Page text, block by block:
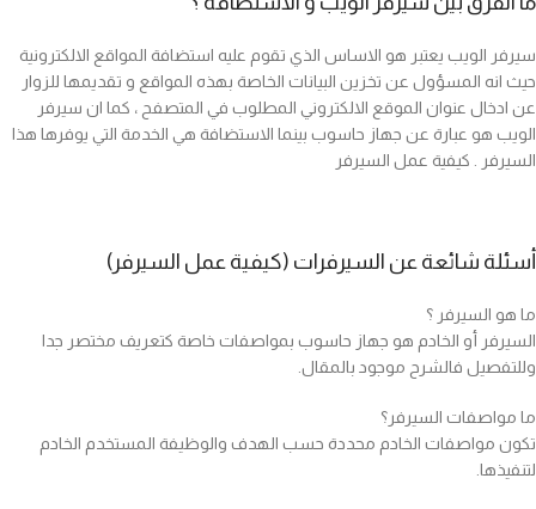
سيرفر الويب يعتبر هو الاساس الذي تقوم عليه استضافة المواقع الالكترونية
حيث انه المسؤول عن تخزين البيانات الخاصة بهذه المواقع و تقديمها للزوار
عن ادخال عنوان الموقع الالكتروني المطلوب في المتصفح ، كما ان سيرفر
الويب هو عبارة عن جهاز حاسوب بينما الاستضافة هي الخدمة التي يوفرها هذا
السيرفر . كيفية عمل السيرفر
أسئلة شائعة عن السيرفرات (كيفية عمل السيرفر)
ما هو السيرفر ؟
السيرفر أو الخادم هو جهاز حاسوب بمواصفات خاصة كتعريف مختصر جدا
وللتفصيل فالشرح موجود بالمقال.
ما مواصفات السيرفر؟
تكون مواصفات الخادم محددة حسب الهدف والوظيفة المستخدم الخادم
لتنفيذها.